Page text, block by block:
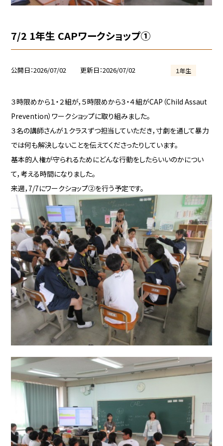
7/2 1年生 CAPワークショップ①
公開日 2026/07/02 更新日 2026/07/02 １年生
３時限めから１・２組が，５時限めから３・４組がCAP（Child Assaut
Prevention）ワークショップに取り組みました。
３名の講師さんが１クラスずつ担当していただき，寸劇を通して暴力
では何も解決しないことを伝えてくださったりしています。
基本的人権が守られるためにどんな行動をしたらいいのかについ
て，考える時間になりました。
来週，7/7にワークショップ②を行う予定です。